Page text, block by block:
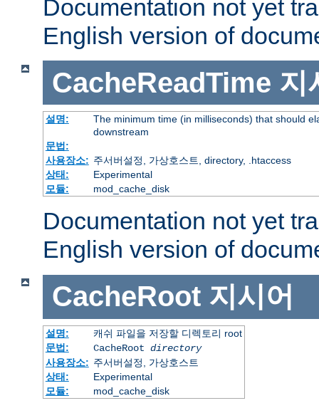
Documentation not yet
English version of
CacheReadTime 지
설명:
The minimum time (in milliseconds) that should
downstream
문법:
사용장소: 주서버설정, 가상호스트, directory, .htaccess
상태:
Experimental
모듈:
mod_cache_disk
Documentation not yet
English version of
CacheRoot 지시어
설명:
캐쉬 파일을 저장할 디렉토리 root
문법:
CacheRoot directory
사용장소: 주서버설정, 가상호스트
상태:
Experimental
모듈:
mod_cache_disk